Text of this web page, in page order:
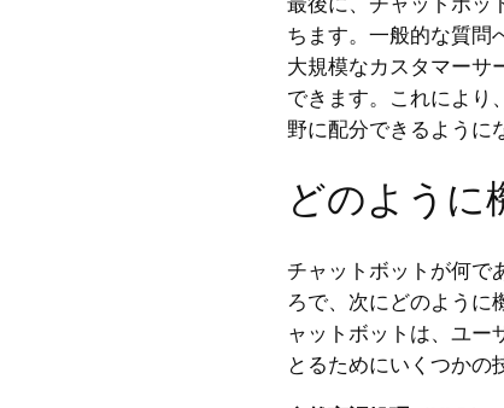
ちます。一般的な質問
大規模なカスタマーサ
できます。これにより
野に配分できるように
どのように
チャットボットが何で
ろで、次にどのように
ャットボットは、ユー
とるためにいくつかの